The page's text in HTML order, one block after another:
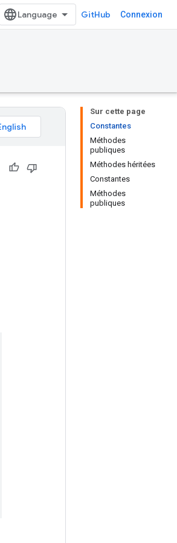
GitHub Connexion
Sur cette page
Constantes
Méthodes
publiques
Méthodes héritées
Constantes
Méthodes
publiques